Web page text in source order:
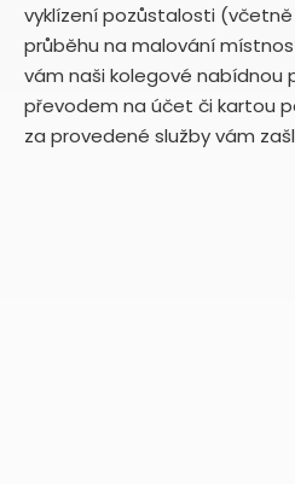
vyklízení pozůstalosti
průběhu na malování
vám naši kolegové nabídnou
převodem na účet či kartou
za provedené služby vám